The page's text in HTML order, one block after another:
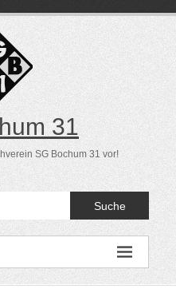
31
SG Bochum 31 vor!
Suche